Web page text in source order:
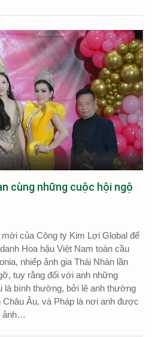
cùng những cuộc hội ngộ
của Công ty Kim Lợi Global để
Hoa hậu Việt Nam toàn cầu
nhiếp ảnh gia Thái Nhàn lần
tuy rằng đối với anh những
là bình thường, bởi lẽ anh thường
Âu, và Pháp là nơi anh được
ảnh…